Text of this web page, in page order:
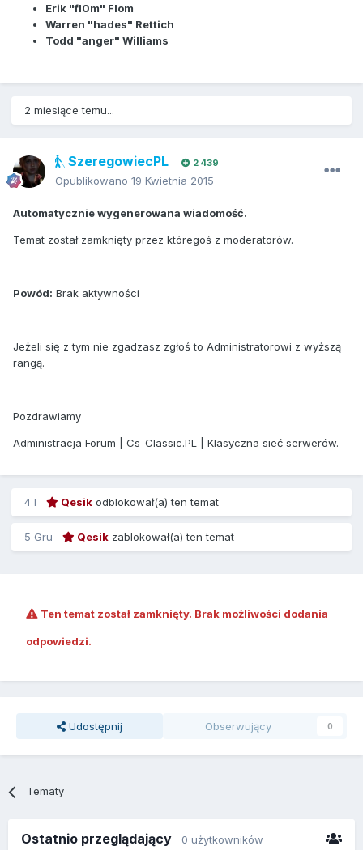
Erik "fl0m" Flom
Warren "hades" Rettich
Todd "anger" Williams
2 miesiące temu...
SzeregowiecPL 2 439
Opublikowano 19 Kwietnia 2015
Automatycznie wygenerowana wiadomość.
Temat został zamknięty przez któregoś z moderatorów.
Powód: Brak aktywności
Jeżeli się z tym nie zgadzasz zgłoś to Administratorowi z wyższą
rangą.
Pozdrawiamy
Administracja Forum | Cs-Classic.PL | Klasyczna sieć serwerów.
4 l Qesik odblokował(a) ten temat
5 Gru Qesik zablokował(a) ten temat
Ten temat został zamknięty. Brak możliwości dodania
odpowiedzi.
Udostępnij Obserwujący 0
Tematy
Ostatnio przeglądający 0 użytkowników